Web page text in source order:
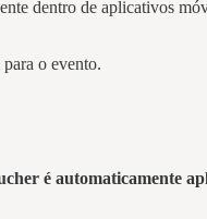
dentro de aplicativos
o evento.
é automaticamente